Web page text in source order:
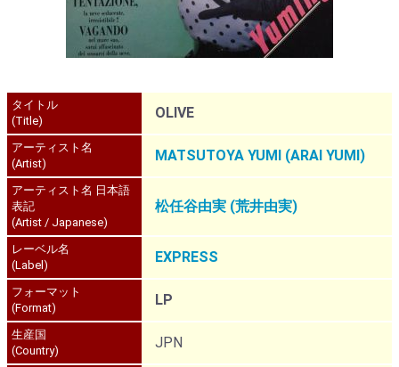
タイトル
(Title)
OLIVE
アーティスト名
(Artist)
MATSUTOYA YUMI (ARAI YUMI)
アーティスト名 日本語
表記
(Artist / Japanese)
松任谷由実 (荒井由実)
レーベル名
(Label)
EXPRESS
フォーマット
(Format)
LP
生産国
(Country)
JPN